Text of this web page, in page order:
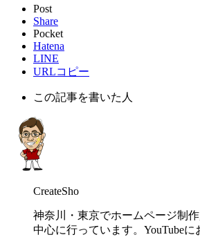
Post
Share
Pocket
Hatena
LINE
URLコピー
この記事を書いた人
CreateSho
神奈川・東京でホームページ制
中心に行っています。YouTube